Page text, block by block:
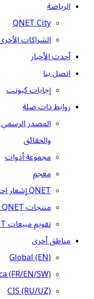
الرياضة
QNET City
الشراكات
أحدث الأخبار
اتصل بنا
إجابات كيونت
روابط ذات صلة
المصدر
والحقائق
مجموعة أدوات
معجم
QNET إشعار احتيال
منتجات QNET المتوقفة
تقويم مبيعات QNET
مناطق أخرى
Global (EN)
(FR/EN/SW)
CIS (RU/UZ)